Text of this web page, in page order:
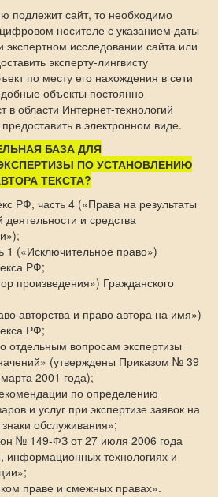
сайт, то необходимо
носителе с указанием даты
экспертном исследовании сайта или
эксперту-лингвисту
по месту его нахождения в сети
объекты постоянно
в области Интернет-технологий
в электронном виде.
БАЗА ДЛЯ
ПО УСТАНОВЛЕНИЮ
ТЕКСТА?
РФ, часть 4 («Права на результаты
деятельности и средства
1 («Исключительное право»)
РФ;
произведения») Гражданского
авторства и право автора на имя»)
РФ;
отдельным вопросам экспертизы
(утверждены Приказом № 39
2001 года);
по определению
и услуг при экспертизе заявок на
обслуживания»;
№ 149-ФЗ от 27 июля 2006 года
технологиях и
праве и смежных правах».